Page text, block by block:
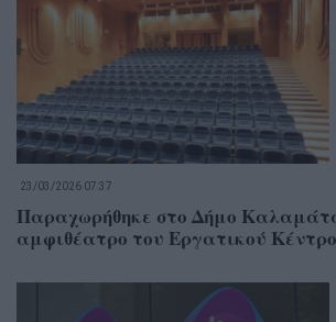
23/03/2026 07:37
Παραχωρήθηκε στο Δήμο
αμφιθέατρο του Εργατικού